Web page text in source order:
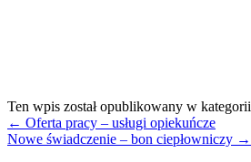
Ten wpis został opublikowany w kategorii
← Oferta pracy – usługi opiekuńcze
Nowe świadczenie – bon ciepłowniczy →